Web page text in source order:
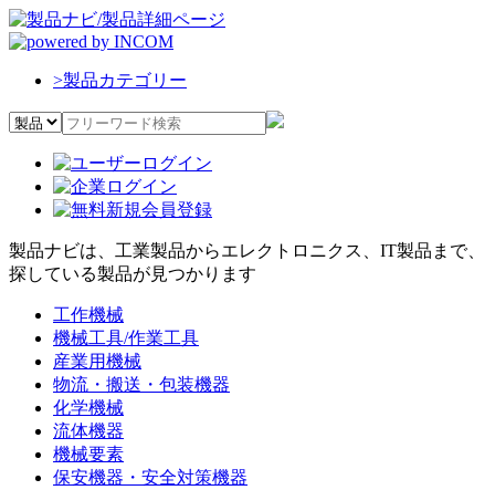
>製品カテゴリー
製品ナビは、工業製品からエレクトロニクス、IT製品まで、
探している製品が見つかります
工作機械
機械工具/作業工具
産業用機械
物流・搬送・包装機器
化学機械
流体機器
機械要素
保安機器・安全対策機器